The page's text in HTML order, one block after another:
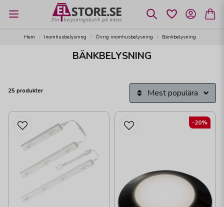
Hem Inomhusbelysning Övrig inomhusbelysning Bänkbelysning
BÄNKBELYSNING
25 produkter Mest populära
-20%